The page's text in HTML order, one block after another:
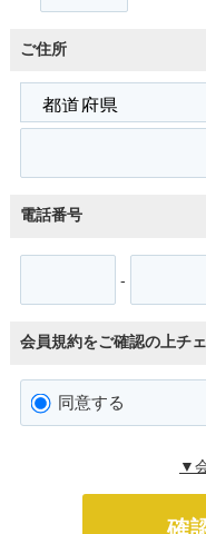
ご住所
電話番号
-
会員規約をご確認の上チ
同意する
▼